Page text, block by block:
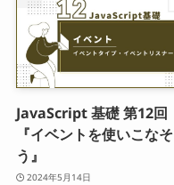
JavaScript 基礎 第12回
『イベントを使いこなそ
う』
2024年5月14日